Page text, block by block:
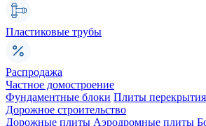
Пластиковые трубы
Распродажа
Частное домостроение
Фундаментные блоки Плиты перекрытия
Дорожное строительство
Дорожные плиты Аэродромные плиты